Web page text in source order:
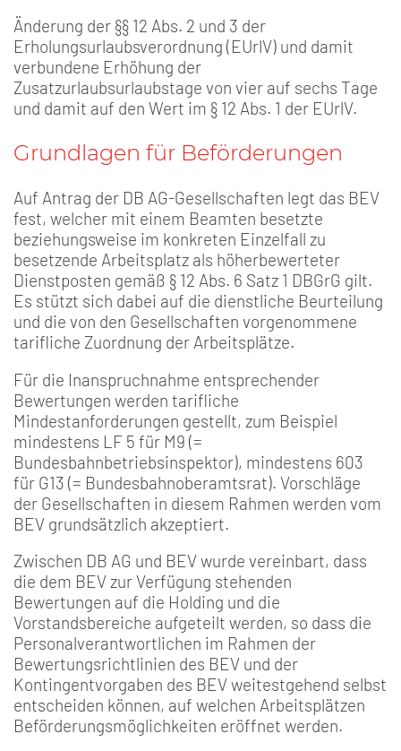
Änderung der §§ 12 Abs. 2 und 3 der
Erholungsurlaubsverordnung (EUrlV) und damit
verbundene Erhöhung der
Zusatzurlaubsurlaubstage von vier auf sechs Tage
und damit auf den Wert im § 12 Abs. 1 der EUrlV.
Grundlagen für Beförderungen
Auf Antrag der DB AG-Gesellschaften legt das BEV
fest, welcher mit einem Beamten besetzte
beziehungsweise im konkreten Einzelfall zu
besetzende Arbeitsplatz als höherbewerteter
Dienstposten gemäß § 12 Abs. 6 Satz 1 DBGrG gilt.
Es stützt sich dabei auf die dienstliche Beurteilung
und die von den Gesellschaften vorgenommene
tarifliche Zuordnung der Arbeitsplätze.
Für die Inanspruchnahme entsprechender
Bewertungen werden tarifliche
Mindestanforderungen gestellt, zum Beispiel
mindestens LF 5 für M9 (=
Bundesbahnbetriebsinspektor), mindestens 603
für G13 (= Bundesbahnoberamtsrat). Vorschläge
der Gesellschaften in diesem Rahmen werden vom
BEV grundsätzlich akzeptiert.
Zwischen DB AG und BEV wurde vereinbart, dass
die dem BEV zur Verfügung stehenden
Bewertungen auf die Holding und die
Vorstandsbereiche aufgeteilt werden, so dass die
Personalverantwortlichen im Rahmen der
Bewertungsrichtlinien des BEV und der
Kontingentvorgaben des BEV weitestgehend selbst
entscheiden können, auf welchen Arbeitsplätzen
Beförderungsmöglichkeiten eröffnet werden.